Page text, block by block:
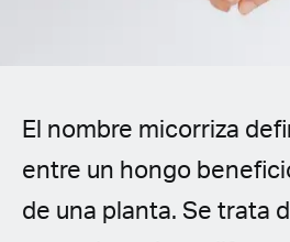
Spanish (Latin America)
French
Italian
El nombre micorriza
entre un hongo
de una planta. Se trata